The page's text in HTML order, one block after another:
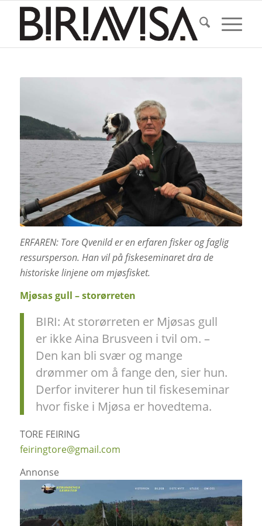
ERFAREN: Tore Qvenild er en erfaren fisker og faglig
ressursperson. Han vil på fiskeseminaret dra de
historiske linjene om mjøsfisket.
Mjøsas gull – storørreten
BIRI: At storørreten er Mjøsas gull
er ikke Aina Brusveen i tvil om. –
Den kan bli svær og mange
drømmer om å fange den, sier hun.
Derfor inviterer hun til fiskeseminar
hvor fiske i Mjøsa er hovedtema.
TORE FEIRING
feiringtore@gmail.com
Annonse